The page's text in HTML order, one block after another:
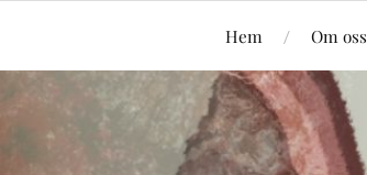
Hem Om oss